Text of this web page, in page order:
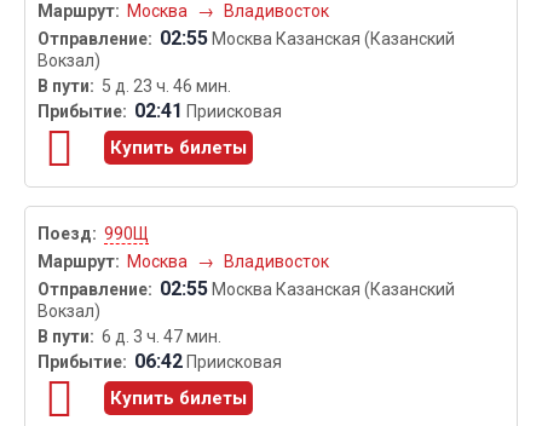
Москва
→ Владивосток
02:55 Москва Казанская (Казанский
Вокзал)
5 д. 23 ч. 46 мин.
02:41 Приисковая
Купить билеты
990Щ
Москва
→ Владивосток
02:55 Москва Казанская (Казанский
Вокзал)
6 д. 3 ч. 47 мин.
06:42 Приисковая
Купить билеты